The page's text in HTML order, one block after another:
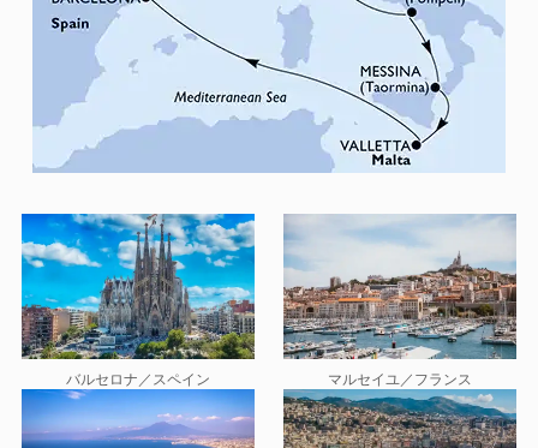
バルセロナ／スペイン マルセイユ／フランス